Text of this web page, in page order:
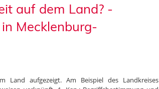
auf dem Land? -
Mecklenburg-
Land aufgezeigt. Am Beispiel des Landkreises